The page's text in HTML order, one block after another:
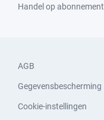
Handel op abonnement
AGB
Gegevensbescherming
Cookie-instellingen